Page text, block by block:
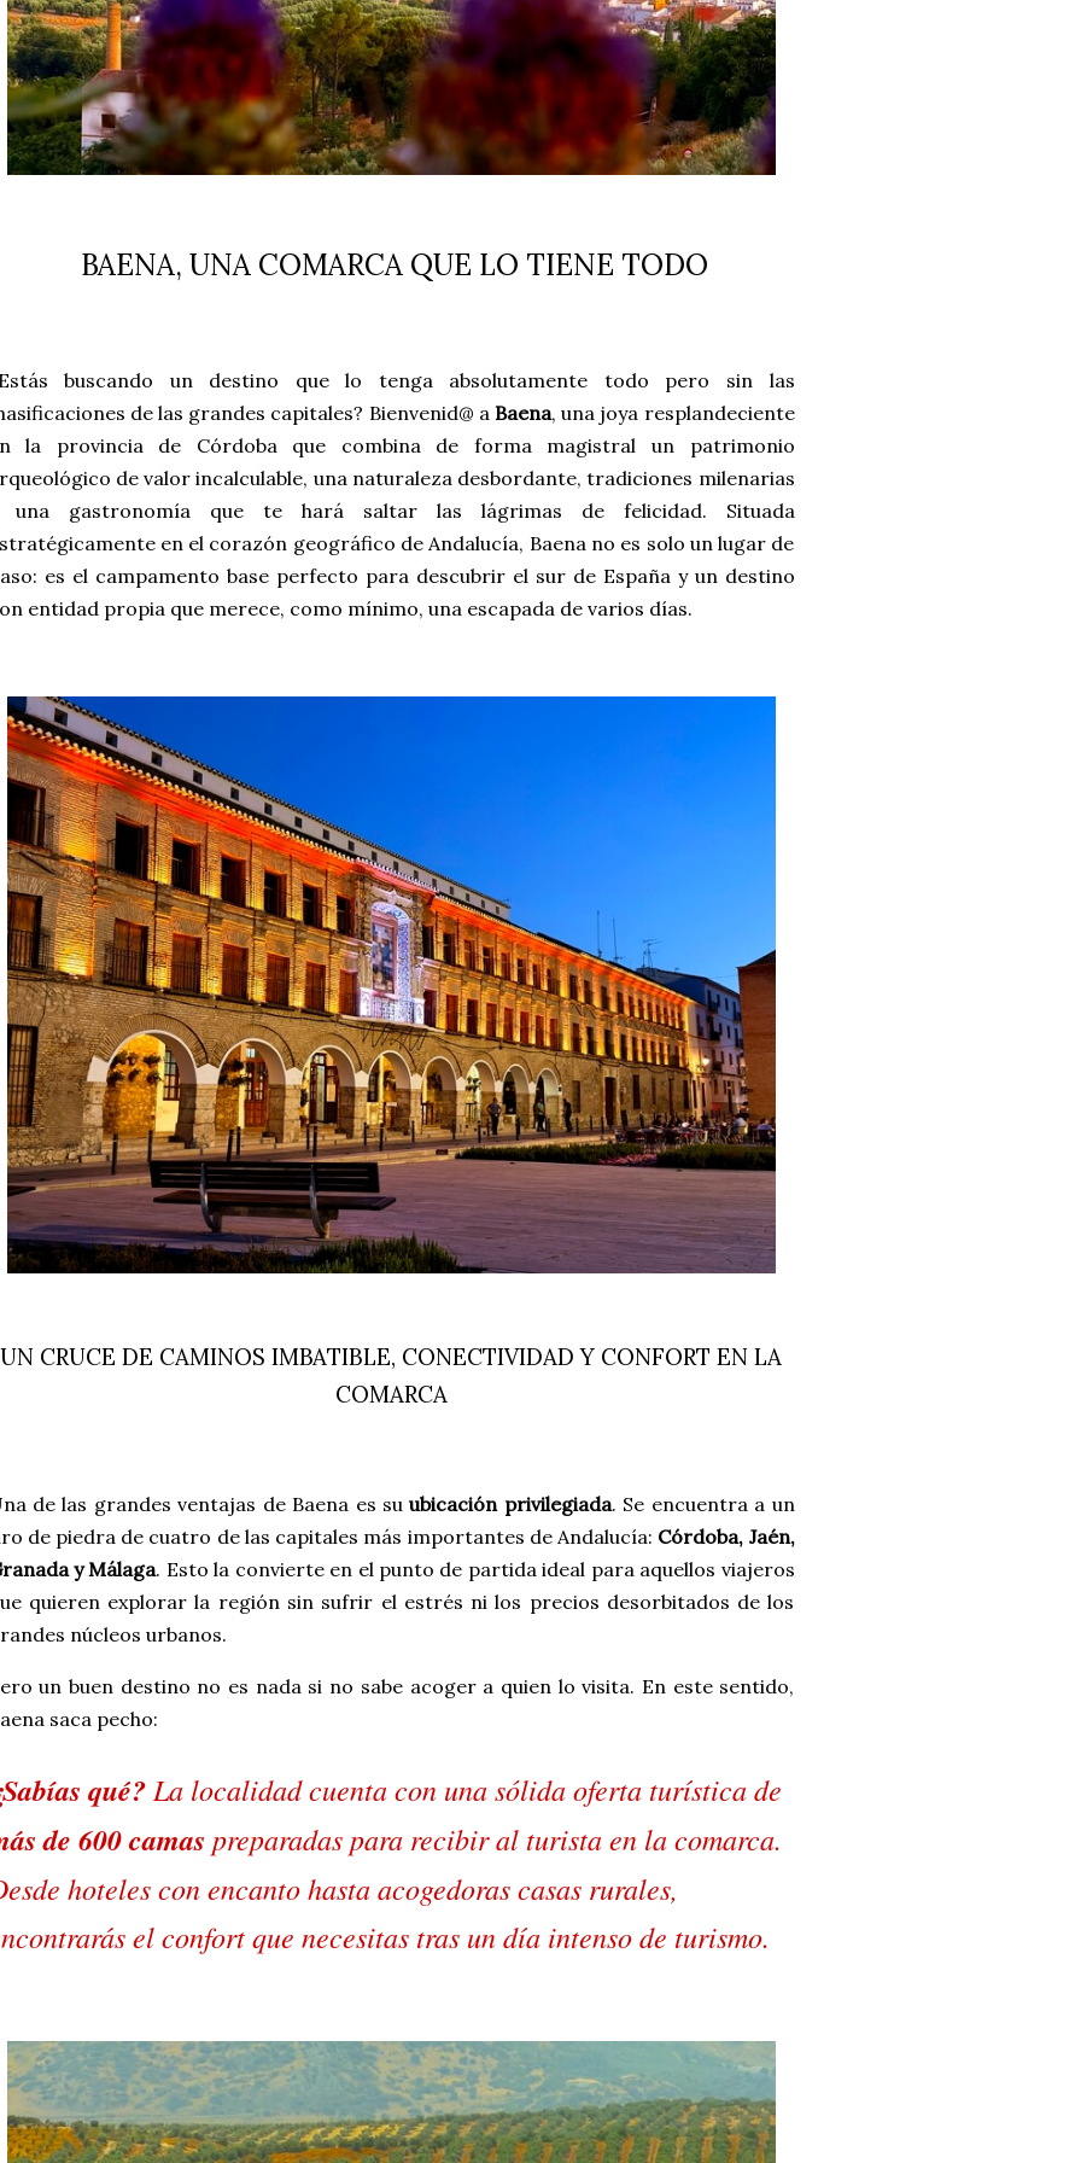
BAENA, UNA COMARCA QUE LO TIENE TODO
buscando un destino que lo tenga absolutamente todo pero sin las
de las grandes capitales? Bienvenid@ aBaena, una joya resplandeciente
la provincia de Córdoba que combina de forma magistral un patrimonio
de valor incalculable, una naturaleza desbordante, tradiciones milenarias
una gastronomía que te hará saltar las lágrimas de felicidad. Situada
en el corazón geográfico de Andalucía, Baena no es solo un lugar de
es el campamento base perfecto para descubrir el sur de España y un destino
entidad propia que merece, como mínimo, una escapada de varios días.
UN CRUCE DE CAMINOS IMBATIBLE, CONECTIVIDAD Y CONFORT EN LA
COMARCA
de las grandes ventajas de Baena es suubicación privilegiada. Se encuentra a un
de piedra de cuatro de las capitales más importantes de Andalucía: Córdoba, Jaén,
y Málaga. Esto la convierte en el punto de partida ideal para aquellos viajeros
quieren explorar la región sin sufrir el estrés ni los precios desorbitados de los
núcleos urbanos.
un buen destino no es nada si no sabe acoger a quien lo visita. En este sentido,
saca pecho:
qué?La localidad cuenta con una sólida oferta turística de
de 600 camas preparadas para recibir al turista en la comarca.
hoteles con encanto hasta acogedoras casas rurales,
el confort que necesitas tras un día intenso de turismo.